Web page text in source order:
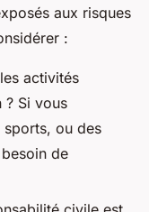
aux risques
:
activités
? Si vous
sports, ou des
de